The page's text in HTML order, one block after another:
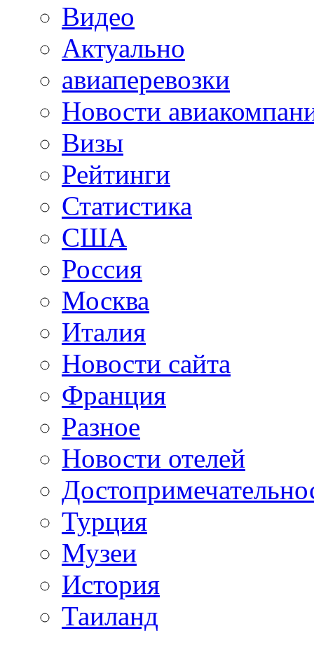
Видео
Актуально
авиаперевозки
Новости
Визы
Рейтинги
Статистика
США
Россия
Москва
Италия
Новости сайта
Франция
Разное
Новости отелей
Турция
Музеи
История
Таиланд